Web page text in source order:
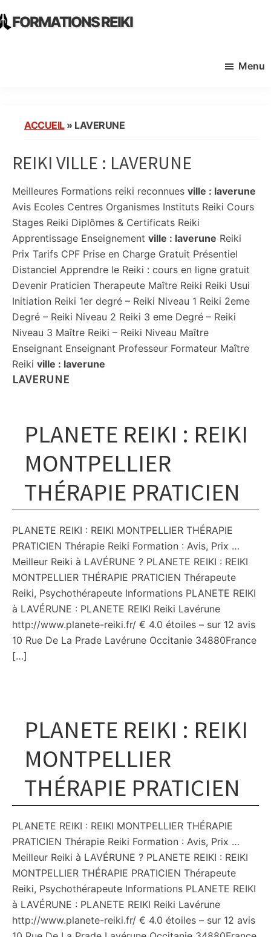
to
to FORMATIONS REIKI
Menu
ACCUEIL» LAVERUNE
REIKI VILLE : LAVERUNE
Meilleures Formations reiki reconnues ville : laverune
Avis Ecoles Centres Organismes Instituts Reiki Cours
Stages Reiki Diplômes & Certificats Reiki
Apprentissage Enseignement ville : laverune Reiki
Prix Tarifs CPF Prise en Charge Gratuit Présentiel
Distanciel Apprendre le Reiki : cours en ligne gratuit
Devenir Praticien Therapeute Maître Reiki Reiki Usui
Initiation Reiki 1er degré – Reiki Niveau 1 Reiki 2eme
Degré – Reiki Niveau 2 Reiki 3 eme Degré – Reiki
Niveau 3 Maître Reiki – Reiki Niveau Maître
Enseignant Enseignant Professeur Formateur Maître
Reiki ville : laverune
LAVERUNE
PLANETE REIKI : REIKI
MONTPELLIER
THÉRAPIE PRATICIEN
PLANETE REIKI : REIKI MONTPELLIER THÉRAPIE
PRATICIEN Thérapie Reiki Formation : Avis, Prix …
Meilleur Reiki à LAVÉRUNE ? PLANETE REIKI : REIKI
MONTPELLIER THÉRAPIE PRATICIEN Thérapeute
Reiki, Psychothérapeute Informations PLANETE REIKI
à LAVÉRUNE : PLANETE REIKI Reiki Lavérune
http://www.planete-reiki.fr/ € 4.0 étoiles – sur 12 avis
10 Rue De La Prade Lavérune Occitanie 34880France
[…]
PLANETE REIKI : REIKI
MONTPELLIER
THÉRAPIE PRATICIEN
PLANETE REIKI : REIKI MONTPELLIER THÉRAPIE
PRATICIEN Thérapie Reiki Formation : Avis, Prix …
Meilleur Reiki à LAVÉRUNE ? PLANETE REIKI : REIKI
MONTPELLIER THÉRAPIE PRATICIEN Thérapeute
Reiki, Psychothérapeute Informations PLANETE REIKI
à LAVÉRUNE : PLANETE REIKI Reiki Lavérune
http://www.planete-reiki.fr/ € 4.0 étoiles – sur 12 avis